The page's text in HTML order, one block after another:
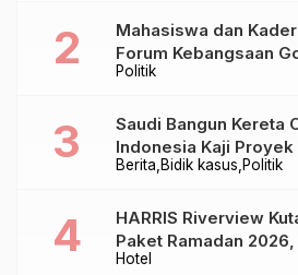
Politik
Mahasiswa dan
Forum Kebangsaan
Berita Bidik kasus Politik
Saudi Bangun Kereta
Indonesia Kaji Proyek
Baru Sampai Bandung
Hotel
HARRIS Riverview
Paket Ramadan
Takjil hingga Bukber